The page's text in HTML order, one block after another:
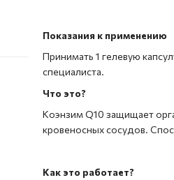
Показания к применению
Принимать 1 гелевую
специалиста.
Что это?
Коэнзим Q10 защищает
кровеносных сосудов.
Как это работает?